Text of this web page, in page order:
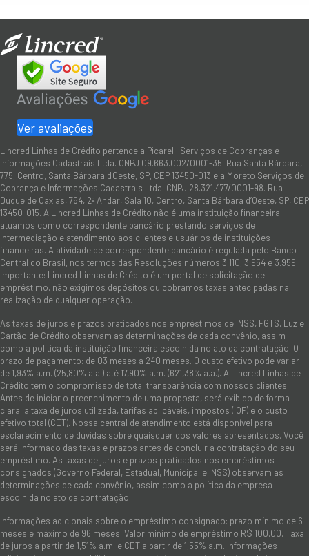
Ver avaliações
Lincred Linhas de Crédito pertence a Picarelli Serviços de Cobranças e
Informações Cadastrais Ltda. CNPJ 09.663.002/0001-35. Rua Santa Bárbara,
775, Centro, Santa Bárbara d'Oeste, SP, CEP 13450-013 e a Moreto Serviços de
Cobrança e Informações Cadastrais Ltda. CNPJ 28.321.477/0001-98. Rua
Duque de Caxias, 764, 2º Andar, Sala 10, Centro, Santa Bárbara d’Oeste, SP, CEP
13450-015. A Lincred Linhas de Crédito não é uma instituição financeira:
atuamos como correspondente bancário prestando serviços de
intermediação e atendimento aos clientes e usuários de instituições
financeiras. A atividade de correspondente bancário é regulada pelo Banco
Central do Brasil, nos termos das Resoluções números 3.110, 3.954 e 3.959.
Importante: Lincred Linhas de Crédito é um portal de solicitação de
empréstimo, não exigimos depósitos ou cobramos taxas antecipadas na
realização de qualquer operação.
As taxas de juros e prazos praticados nos empréstimos de INSS, FGTS, Luz e
Cartão de Crédito observam as determinações de cada convênio, assim
como a política da instituição financeira escolhida no ato da contratação. O
prazo de pagamento: de 03 meses a 240 meses. O custo efetivo pode variar
de 1,93% a.m. (25,80% a.a.) até 17,90% a.m. (621,38% a.a.). A Lincred Linhas de
Crédito tem o compromisso de total transparência com nossos clientes.
Antes de iniciar o preenchimento de uma proposta, será exibido de forma
clara: a taxa de juros utilizada, tarifas aplicáveis, impostos (IOF) e o custo
efetivo total (CET). Nossa central de atendimento está disponível para
esclarecimento de dúvidas sobre quaisquer dos valores apresentados. Você
será informado das taxas e prazos antes de concluir a contratação do seu
empréstimo. As taxas de juros e prazos praticados nos empréstimos
consignados (Governo Federal, Estadual, Municipal e INSS) observam as
determinações de cada convênio, assim como a política da empresa
escolhida no ato da contratação.
Informações adicionais sobre o empréstimo consignado: prazo mínimo de 6
meses e máximo de 96 meses. Valor mínimo de empréstimo R$ 100,00. Taxa
de juros a partir de 1,51% a.m. e CET a partir de 1,55% a.m. Informações